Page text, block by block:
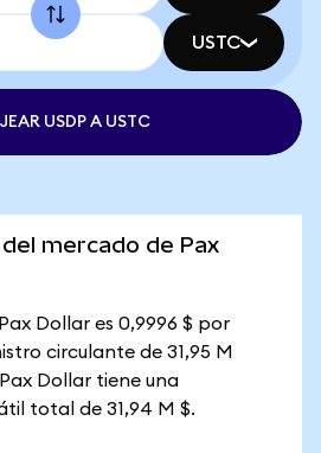
USTC
USDP A USTC
mercado de Pax
Dollar es 0,9996 $ por
circulante de 31,95 M
Dollar tiene una
total de 31,94 M $.